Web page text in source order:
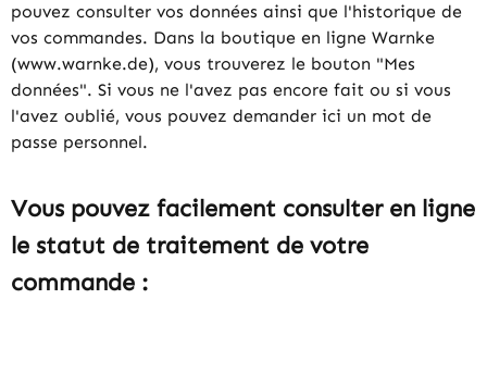
pouvez consulter vos données ainsi que l'historique de
vos commandes. Dans la boutique en ligne Warnke
(www.warnke.de), vous trouverez le bouton "Mes
données". Si vous ne l'avez pas encore fait ou si vous
l'avez oublié, vous pouvez demander ici un mot de
passe personnel.
Vous pouvez facilement consulter en ligne
le statut de traitement de votre
commande :